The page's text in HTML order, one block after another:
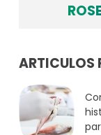
ARTICULOS